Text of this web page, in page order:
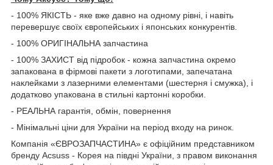
- 100% ЯКІСТЬ - яке вже давно на одному рівні, і навіть
перевершує своїх європейських і японських конкурентів.
- 100% ОРИГІНАЛЬНА запчастина
- 100% ЗАХИСТ від підробок - кожна запчастина окремо
запакована в фірмові пакети з логотипами, запечатана
наклейками з лазерними елементами (шестерня і смужка), і
додатково упакована в стильні картонні коробки.
- РЕАЛЬНА гарантія, обмін, повернення
- Мінімальні ціни для України на період входу на ринок.
Компанія «ЄВРОЗАПЧАСТИНА» є офіційним представником
бренду Acsuss - Корея на півдні України, з правом виконання